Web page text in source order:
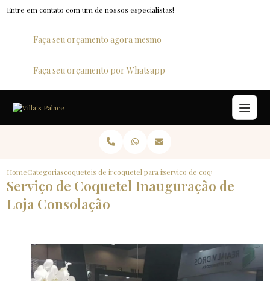
Entre em contato com um de nossos especialistas!
Faça seu orçamento agora mesmo
Faça seu orçamento por Whatsapp
HomeCategoriascoqueteis de inauguracaocoquetel para inauguracao de loja
servico de coquetel
Serviço de Coquetel Inauguração de
Loja Consolação